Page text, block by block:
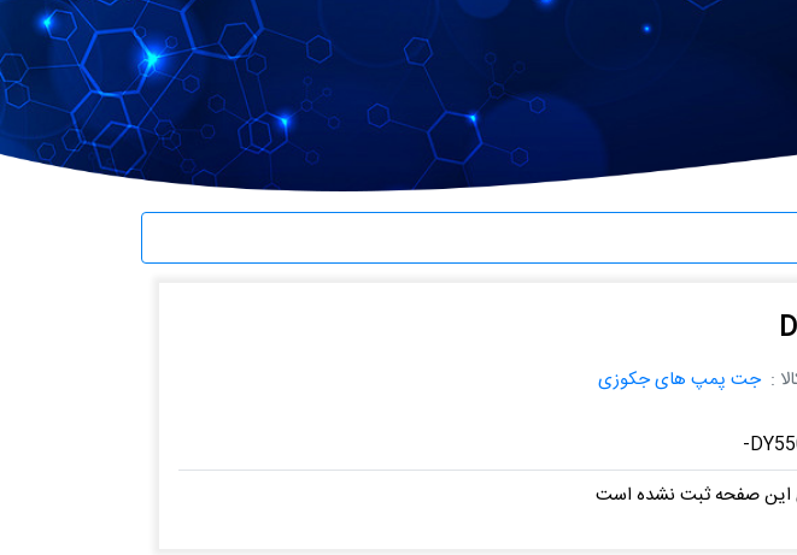
: جت پمپ های جکوزی
این صفحه ثبت نشده است